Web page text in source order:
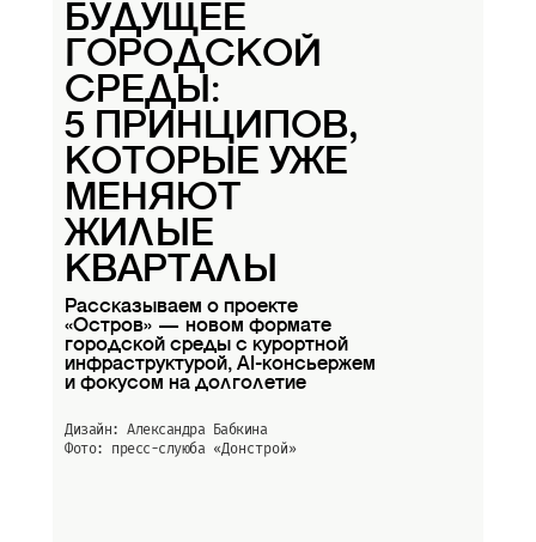
БУДУЩЕЕ
ГОРОДСКОЙ
СРЕДЫ:
5 ПРИНЦИПОВ,
КОТОРЫЕ УЖЕ
МЕНЯЮТ
ЖИЛЫЕ
КВАРТАЛЫ
Рассказываем о проекте
«Остров» — новом формате
городской среды с курортной
инфраструктурой, AI-консьержем
и фокусом на долголетие
Дизайн: Александра Бабкина
Фото: пресс-слуюба «Донстрой»